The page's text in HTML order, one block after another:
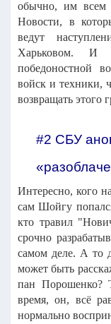
обычно, им всем
Новости, в
ведут
Харьковом. И
победоностной
войск и техники,
возвращать этого
#2 СБУ
Интересно, кого
сам Шойгу
кто травил
срочно
самом деле. А то
может быть
пан Порошенко?
время, он, всё
нормально